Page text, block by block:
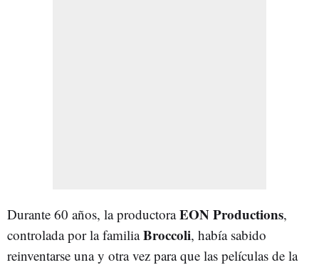
Durante 60 años, la productoraEON Productions,
controlada por la familiaBroccoli, había sabido
reinventarse una y otra vez para que las películas de la